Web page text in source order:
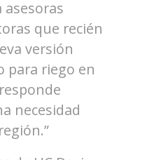
que recién
versión
para riego en
necesidad